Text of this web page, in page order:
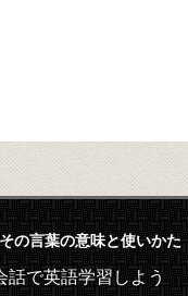
の言葉の意味と使いかた
話で英語学習しよう